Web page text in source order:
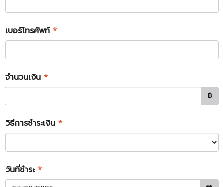
เบอร์โทรศัพท์ *
จำนวนเงิน *
฿
วิธีการชำระเงิน *
วันที่ชำระ *